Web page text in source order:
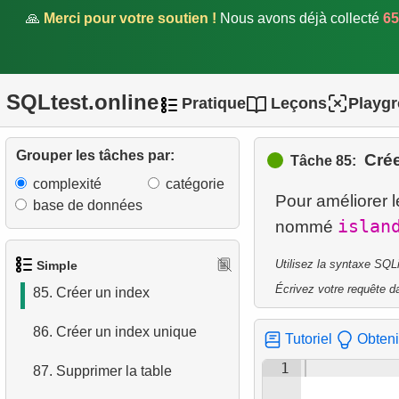
🙏 Merci pour votre soutien ! Nous avons déjà collecté
SQLtest.online Pratique Leçons
Grouper les tâches par:
complexité
catégorie
base de données
Simple
79.Manchots lourds
81. Manchots au bec de taille
moyenne
82.Répartition des manchots
83.Supprimer des
enregistrements
85. Créer un index
86. Créer un index unique
87. Supprimer la table
Tâche 85:
Pour améliorer
nommé
Utilisez la syntaxe
Écrivez votre requête
Tutoriel
1